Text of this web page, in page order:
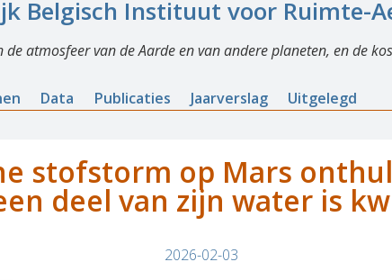
Belgisch Instituut voor Ruimte-
de atmosfeer van de Aarde en van andere planeten, en de
Data Publicaties Jaarverslag Uitgelegd
stofstorm op Mars
deel van zijn water is
2026-02-03